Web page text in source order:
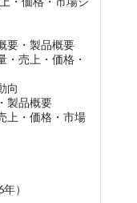
要・製品概要
・売上・価格・
向
製品概要
上・価格・市場
）